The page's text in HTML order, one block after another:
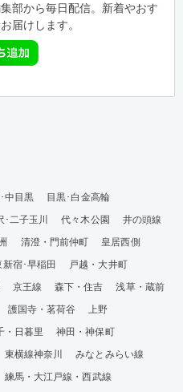
部から毎日配信。新着やおす
届けします。
中目黒
目黒･白金高輪
･二子玉川 代々木公園
井の頭線
清澄・門前仲町
皇居西側
新宿･早稲田
戸越・大井町
京王線 森下・住吉
浅草・蔵前
護国寺・茗荷谷
上野
・日暮里
神田・神保町
東横線神奈川
みなとみらい線
練馬・大江戸線・西武線